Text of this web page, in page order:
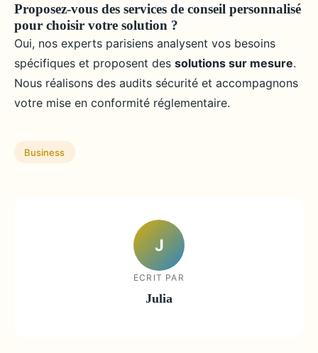
Proposez-vous des services de conseil personnalisé
pour choisir votre solution ?
Oui, nos experts parisiens analysent vos besoins
spécifiques et proposent des solutions sur mesure.
Nous réalisons des audits sécurité et accompagnons
votre mise en conformité réglementaire.
Business
J
ECRIT PAR
Julia